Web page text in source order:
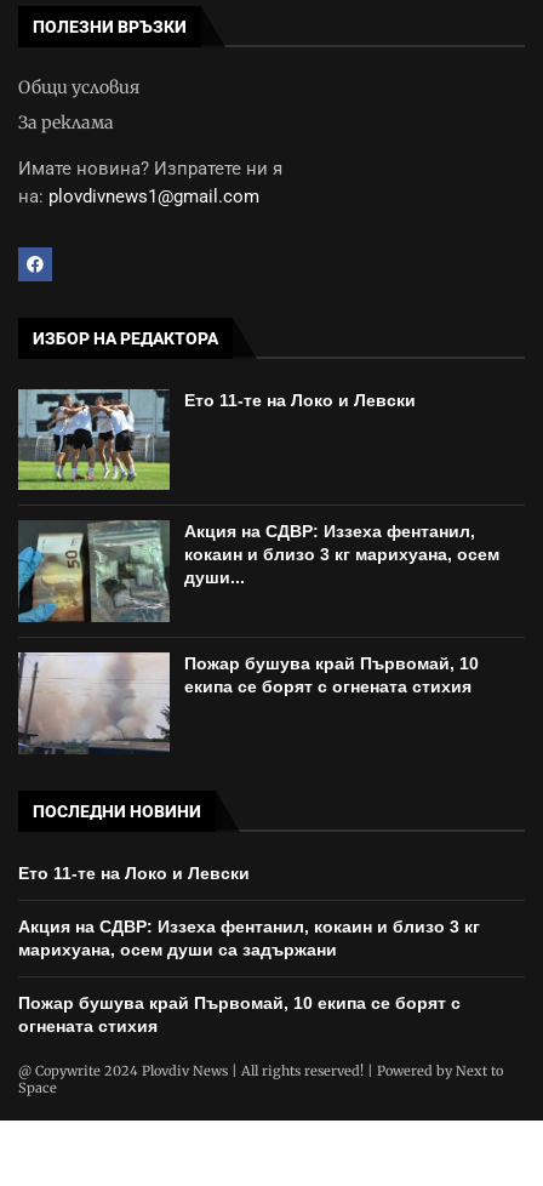
ПОЛЕЗНИ ВРЪЗКИ
Общи условия
За реклама
Имате новина? Изпратете ни я
на: plovdivnews1@gmail.com
ИЗБОР НА РЕДАКТОРА
Ето 11-те на Локо и Левски
Акция на СДВР: Иззеха фентанил,
кокаин и близо 3 кг марихуана, осем
души...
Пожар бушува край Първомай, 10
екипа се борят с огнената стихия
ПОСЛЕДНИ НОВИНИ
Ето 11-те на Локо и Левски
Акция на СДВР: Иззеха фентанил, кокаин и близо 3 кг
марихуана, осем души са задържани
Пожар бушува край Първомай, 10 екипа се борят с
огнената стихия
@ Copywrite 2024 Plovdiv News | All rights reserved! | Powered byNext to
Space